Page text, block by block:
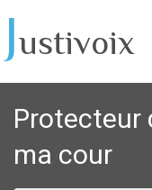
Justivoix
Home
2904 C.c.Q.
96-09-30
Protecteur
ma cour